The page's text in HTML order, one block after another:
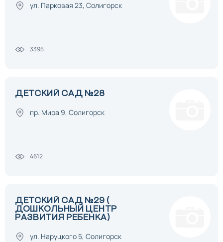
ул. Парковая 23, Солигорск
3395
ДЕТСКИЙ САД №28
пр. Мира 9, Солигорск
4612
ДЕТСКИЙ САД №29 (
ДОШКОЛЬНЫЙ ЦЕНТР
РАЗВИТИЯ РЕБЕНКА)
ул. Наруцкого 5, Солигорск